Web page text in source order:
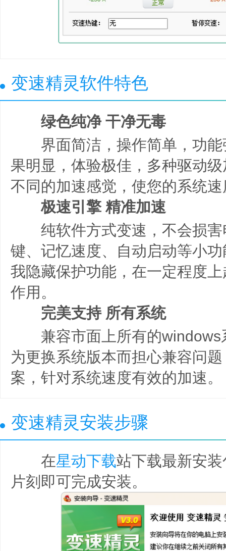
变速精灵软件特色
绿色纯净 干净无毒
界面简洁，操作简单，功能
果明显，体验极佳，多种驱动
不同的加速感觉，使您的系统
极速引擎 精准加速
纯软件方式变速，不会损害
键、记忆速度、自动启动等小
我隐藏保护功能，在一定程度
作用。
完美支持 所有系统
兼容市面上所有的windows
为更换系统版本而担心兼容问
案，针对系统速度有效的加速。
变速精灵安装步骤
在星动下载站下载最新安
片刻即可完成安装。